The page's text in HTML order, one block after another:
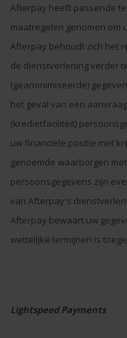
Afterpay heeft passende
maatregelen genomen om
Afterpay behoudt zich het
de dienstverlening verder
(geanonimiseerde)
het geval van een
(kredietfaciliteit)
uw financiële positie met
genoemde waarborgen
persoonsgegevens zijn
van Afterpay's
Afterpay bewaart uw
wettelijke termijnen is
Lightspeed Payments